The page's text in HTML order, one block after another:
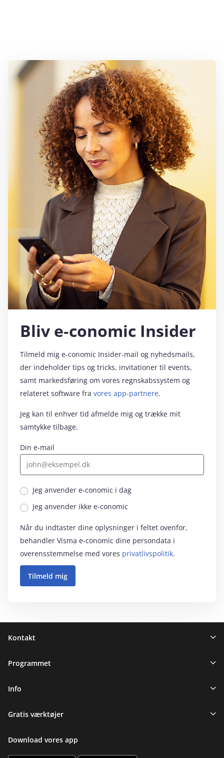
Bliv e‑conomic Insider
Tilmeld mig e‑conomic Insider-mail og nyhedsmails,
der indeholder tips og tricks, invitationer til events,
samt markedsføring om vores regnskabssystem og
relateret software fra vores app-partnere.
Jeg kan til enhver tid afmelde mig og trække mit
samtykke tilbage.
Din e-mail
Jeg anvender e‑conomic i dag
Jeg anvender ikke e‑conomic
Når du indtaster dine oplysninger i feltet ovenfor,
behandler Visma e‑conomic dine persondata i
overensstemmelse med vores privatlivspolitik.
Sidefod
Kontakt
Programmet
Info
Gratis værktøjer
Download vores app